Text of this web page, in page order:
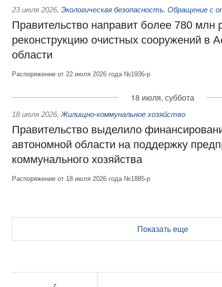
23 июля 2026, Экологическая безопасность. Обращение с
Правительство направит более 780 млн
реконструкцию очистных сооружений в
области
Распоряжение от 22 июля 2026 года №1936-р
18 июля, суббота
18 июля 2026, Жилищно-коммунальное хозяйство
Правительство выделило
автономной области на поддержку
коммунального хозяйства
Распоряжение от 18 июля 2026 года №1885-р
Показать еще